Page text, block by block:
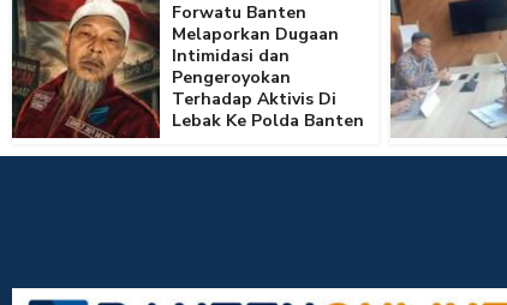
Forwatu Banten
Melaporkan Dugaan
Intimidasi dan
Pengeroyokan
Terhadap Aktivis Di
Lebak Ke Polda Banten